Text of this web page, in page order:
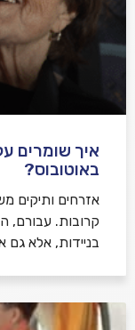
איך שומרים
באוטובוס?
אזרחים ותיקים
קרובות. עבורם,
בניידות, אלא גם